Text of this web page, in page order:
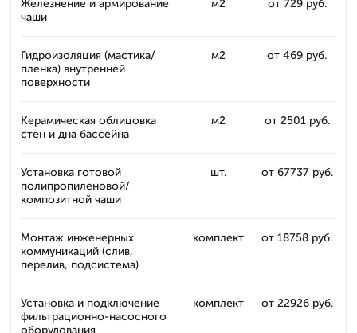
Железнение и армирование
чаши
м2 от 729 руб.
Гидроизоляция (мастика/
пленка) внутренней
поверхности
м2 от 469 руб.
Керамическая облицовка
стен и дна бассейна
м2 от 2501 руб.
Установка готовой
полипропиленовой/
композитной чаши
шт. от 67737 руб.
Монтаж инженерных
коммуникаций (слив,
перелив, подсистема)
комплект от 18758 руб.
Установка и подключение
фильтрационно-насосного
оборудования
комплект от 22926 руб.